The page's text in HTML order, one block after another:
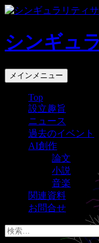
コ
テ
ン
へ
ス
シンギュ
検
索
メインメニュー
Top
設立趣旨
ニュース
過去のイベント
AI創作
論文
小説
音楽
関連資料
お問合せ
検